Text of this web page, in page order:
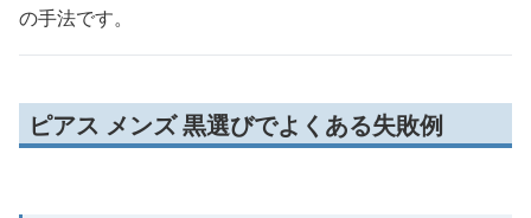
の手法です。
ピアス メンズ 黒選びでよくある失敗例